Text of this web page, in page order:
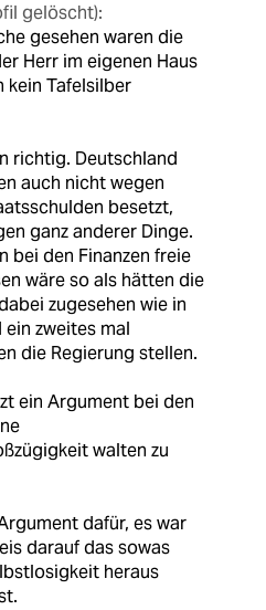
gelöscht):
gesehen waren die
Herr im eigenen Haus
kein Tafelsilber
richtig. Deutschland
auch nicht wegen
besetzt,
ganz anderer Dinge.
bei den Finanzen freie
wäre so als hätten die
zugesehen wie in
zweites mal
die Regierung stellen.
ein Argument bei den
walten zu
dafür, es war
darauf das sowas
heraus